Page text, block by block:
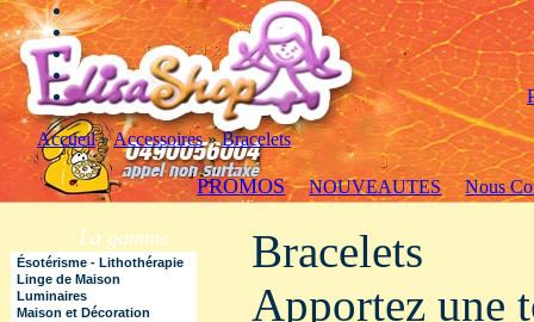
Accueil»Accessoires»Bracelets
PROMOS NOUVEAUTES Nous
La gamme
Ésotérisme - Lithothérapie
Linge de Maison
Luminaires
Maison et Décoration
Bracelets
Apportez une